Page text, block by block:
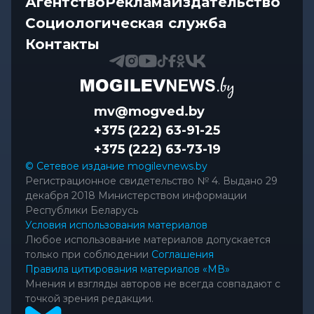
с трактора около 100...
Социологическая служба
Контакты
mv@mogved.by
+375 (222) 63-91-25
+375 (222) 63-73-19
© Сетевое издание mogilevnews.by
Регистрационное свидетельство № 4. Выдано 29
декабря 2018 Министерством информации
Республики Беларусь
Условия использования материалов
Любое использование материалов допускается
только при соблюдении Соглашения
Правила цитирования материалов «МВ»
Мнения и взгляды авторов не всегда совпадают с
точкой зрения редакции.